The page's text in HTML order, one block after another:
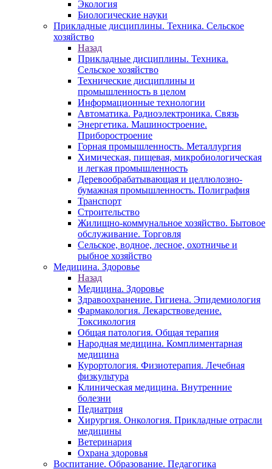
Экология
Биологические науки
Прикладные дисциплины. Техника. Сельское
хозяйство
Назад
Прикладные дисциплины. Техника.
Сельское хозяйство
Технические дисциплины и
промышленность в целом
Информационные технологии
Автоматика. Радиоэлектроника. Связь
Энергетика. Машиностроение.
Приборостроение
Горная промышленность. Металлургия
Химическая, пищевая, микробиологическая
и легкая промышленность
Деревообрабатывающая и целлюлозно-
бумажная промышленность. Полиграфия
Транспорт
Строительство
Жилищно-коммунальное хозяйство. Бытовое
обслуживание. Торговля
Сельское, водное, лесное, охотничье и
рыбное хозяйство
Медицина. Здоровье
Назад
Медицина. Здоровье
Здравоохранение. Гигиена. Эпидемиология
Фармакология. Лекарствоведение.
Токсикология
Общая патология. Общая терапия
Народная медицина. Комплиментарная
медицина
Курортология. Физиотерапия. Лечебная
физкультура
Клиническая медицина. Внутренние
болезни
Педиатрия
Хирургия. Онкология. Прикладные отрасли
медицины
Ветеринария
Охрана здоровья
Воспитание. Образование. Педагогика